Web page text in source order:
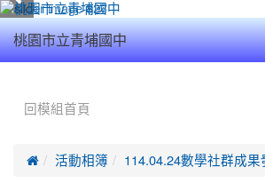
桃園市立青埔國中
回模組首頁
 活動相簿 114.04.24數學社群成果